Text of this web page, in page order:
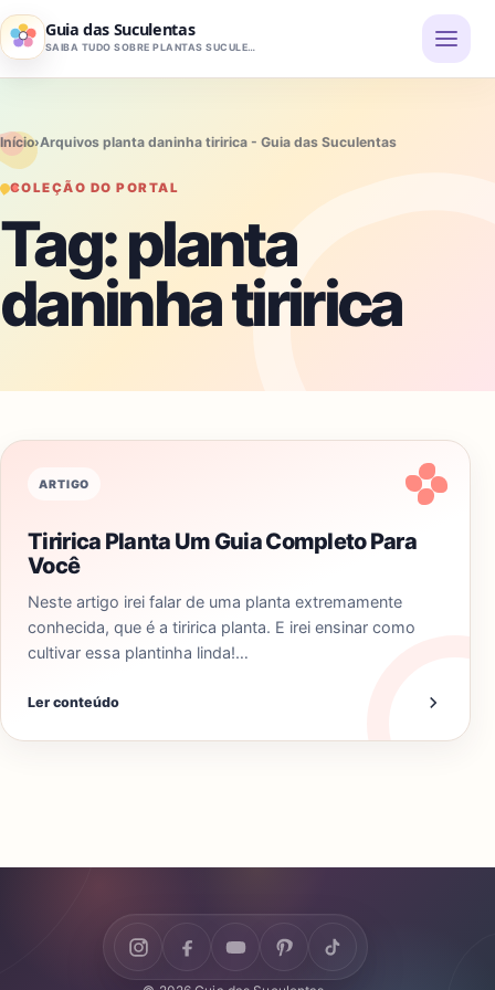
Pular para o conteúdo
Guia das Suculentas
SAIBA TUDO SOBRE PLANTAS SUCULENTAS
Início›Arquivos planta daninha tiririca - Guia das Suculentas
COLEÇÃO DO PORTAL
Tag:planta
daninha tiririca
ARTIGO
Tiririca Planta Um Guia Completo Para
Você
Neste artigo irei falar de uma planta extremamente
conhecida, que é a tiririca planta. E irei ensinar como
cultivar essa plantinha linda!…
Ler conteúdo